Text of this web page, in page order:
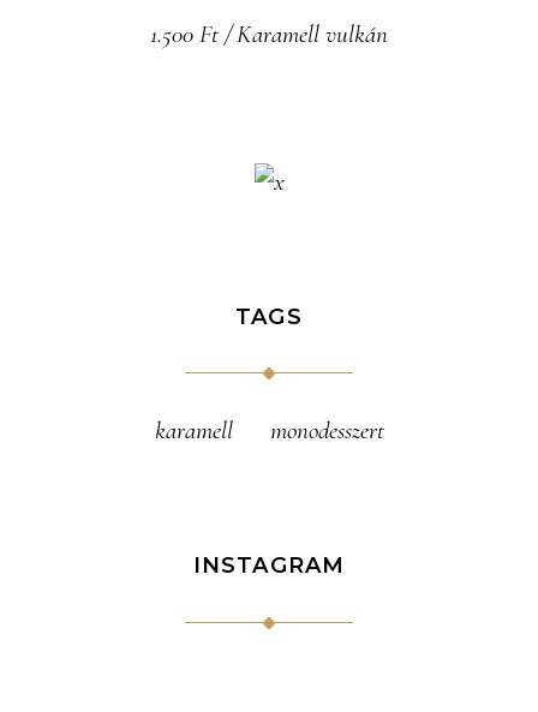
Karamell vulkán
1.500 Ft
TAGS
karamell monodesszert
INSTAGRAM